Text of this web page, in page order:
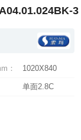
3
： 1020X840
单面2.8C